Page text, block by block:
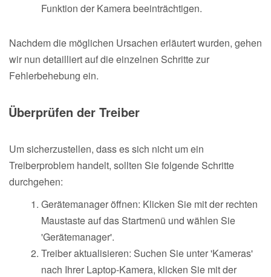
Funktion der Kamera beeinträchtigen.
Nachdem die möglichen Ursachen erläutert wurden, gehen
wir nun detailliert auf die einzelnen Schritte zur
Fehlerbehebung ein.
Überprüfen der Treiber
Um sicherzustellen, dass es sich nicht um ein
Treiberproblem handelt, sollten Sie folgende Schritte
durchgehen:
Gerätemanager öffnen: Klicken Sie mit der rechten
Maustaste auf das Startmenü und wählen Sie
'Gerätemanager'.
Treiber aktualisieren: Suchen Sie unter 'Kameras'
nach Ihrer Laptop-Kamera, klicken Sie mit der